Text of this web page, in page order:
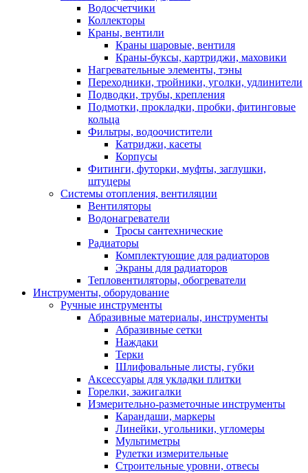
Водосчетчики
Коллекторы
Краны, вентили
Краны шаровые, вентиля
Краны-буксы, картриджи, маховики
Нагревательные элементы, тэны
Переходники, тройники, уголки, удлинители
Подводки, трубы, крепления
Подмотки, прокладки, пробки, фитинговые
кольца
Фильтры, водоочистители
Катриджи, касеты
Корпусы
Фитинги, футорки, муфты, заглушки,
штуцеры
Системы отопления, вентиляции
Вентиляторы
Водонагреватели
Тросы сантехнические
Радиаторы
Комплектующие для радиаторов
Экраны для радиаторов
Тепловентиляторы, обогреватели
Инструменты, оборудование
Ручные инструменты
Абразивные материалы, инструменты
Абразивные сетки
Наждаки
Терки
Шлифовальные листы, губки
Аксессуары для укладки плитки
Горелки, зажигалки
Измерительно-разметочные инструменты
Карандаши, маркеры
Линейки, угольники, угломеры
Мультиметры
Рулетки измерительные
Строительные уровни, отвесы